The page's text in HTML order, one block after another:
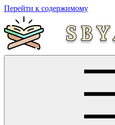
Перейти к содержимому